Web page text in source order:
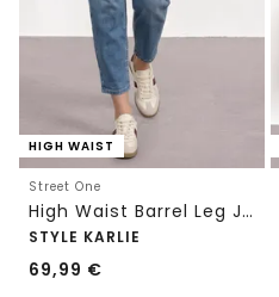
HIGH WAIST
Street One
High Waist Barrel Leg Jeans im Loose Fit
STYLE KARLIE
69,99 €